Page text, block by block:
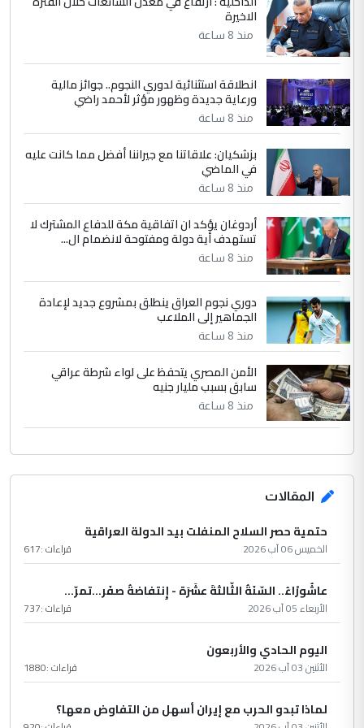
الموضوع :
الجواهري يرد على صدام حسين سل
مضجعيك يابن الزنا (نص كامل)
5 سردار
التعليق : واحد من عصابة علي ماما يسقط
جنسية الرافد الثالث للعراق ومن اصول عريقة
الموضوع :
الجواهري يرد على صدام حسين سل
مضجعيك يابن الزنا (نص كامل)
الاخيرة
منذ 8 ساعة
انطلاقة استثنائية لدوري النجوم.. جوائز مالية
ورعاية جديدة وظهور مؤثر لأحمد راضي
منذ 8 ساعة
بزشكيان: علاقاتنا مع جيراننا أفضل مما كانت عليه
في الماضي
منذ 8 ساعة
أردوغان يؤكد ان اتفاقية مكة للدفاع المشترك لا
تستهدف أية دولة ومفتوحة لانضمام ال...
منذ 8 ساعة
دوري نجوم العراق ينطلق بمشروع جديد لإعادة
الجماهير إلى الملاعب
منذ 8 ساعة
الأمن المصري يتحفظ على لواء شرطة عراقي
سابق بسبب مليار جنيه
منذ 8 ساعة
المقالات
حتمية حصر السلاح المنفلت بيد الدولة العراقية
الخميس 06 آب 2026 قراءات :617
عاشُورْاءُ.. السّنَةُ الثّالثةَ عشَرَة - إِنتفاضةُ صفَر…تمرّ...
الأربعاء 05 آب 2026 قراءات :737
اليوم الحادي والأربعون
الأثنين 03 آب 2026 قراءات :1880
لماذا تبدو الحرب مع إيران أسهل من التفاوض معها؟